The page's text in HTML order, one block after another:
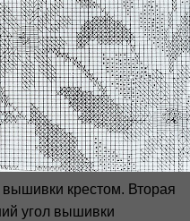
крестом. Вторая
угол вышивки